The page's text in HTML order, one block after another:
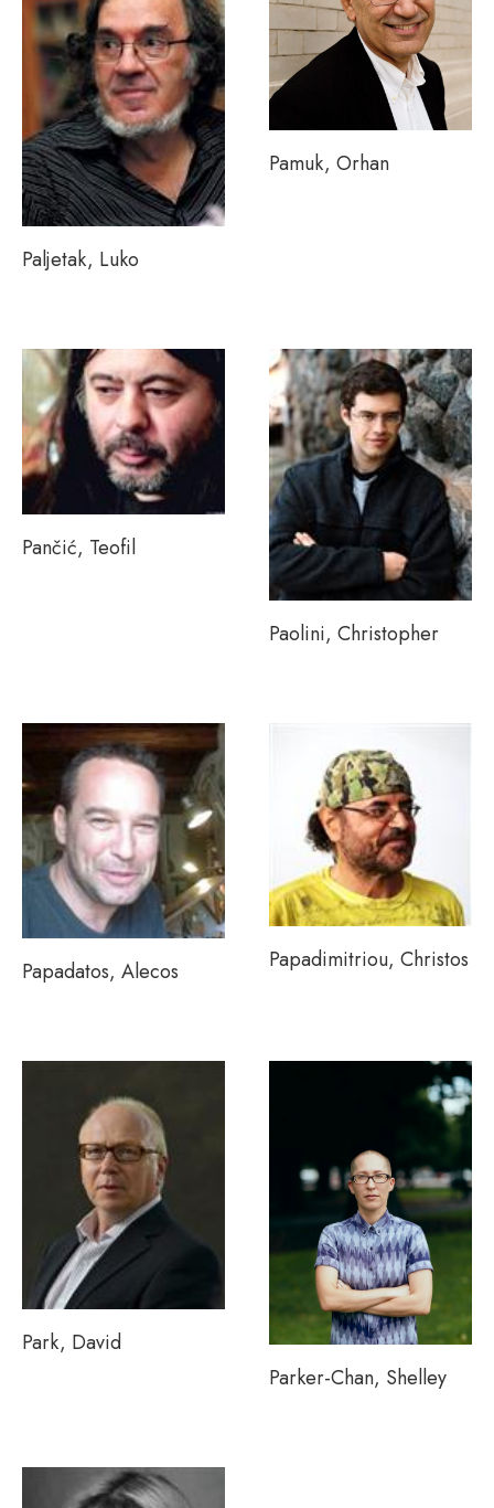
Paljetak, Luko
Pamuk, Orhan
Pančić, Teofil
Paolini, Christopher
Papadatos, Alecos Papadimitriou, Christos
Park, David
Parker-Chan, Shelley